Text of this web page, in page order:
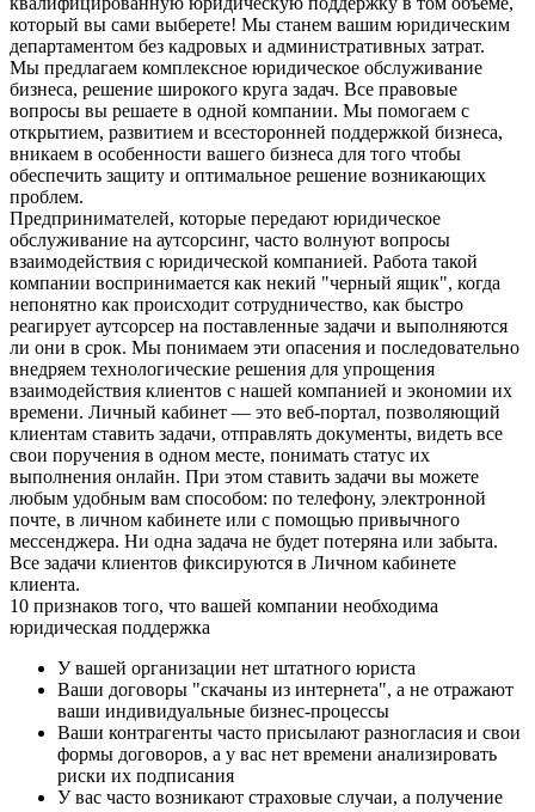
который вы сами выберете! Мы станем вашим юридическим
департаментом без кадровых и административных затрат.
Мы предлагаем комплексное юридическое обслуживание
бизнеса, решение широкого круга задач. Все правовые
вопросы вы решаете в одной компании. Мы помогаем с
открытием, развитием и всесторонней поддержкой бизнеса,
вникаем в особенности вашего бизнеса для того чтобы
обеспечить защиту и оптимальное решение возникающих
проблем.
Предпринимателей, которые передают юридическое
обслуживание на аутсорсинг, часто волнуют вопросы
взаимодействия с юридической компанией. Работа такой
компании воспринимается как некий "черный ящик", когда
непонятно как происходит сотрудничество, как быстро
реагирует аутсорсер на поставленные задачи и выполняются
ли они в срок. Мы понимаем эти опасения и последовательно
внедряем технологические решения для упрощения
взаимодействия клиентов с нашей компанией и экономии их
времени. Личный кабинет — это веб-портал, позволяющий
клиентам ставить задачи, отправлять документы, видеть все
свои поручения в одном месте, понимать статус их
выполнения онлайн. При этом ставить задачи вы можете
любым удобным вам способом: по телефону, электронной
почте, в личном кабинете или с помощью привычного
мессенджера. Ни одна задача не будет потеряна или забыта.
Все задачи клиентов фиксируются в Личном кабинете
клиента.
10 признаков того, что вашей компании необходима
юридическая поддержка
У вашей организации нет штатного юриста
Ваши договоры "скачаны из интернета", а не отражают
ваши индивидуальные бизнес-процессы
Ваши контрагенты часто присылают разногласия и свои
формы договоров, а у вас нет времени анализировать
риски их подписания
У вас часто возникают страховые случаи, а получение